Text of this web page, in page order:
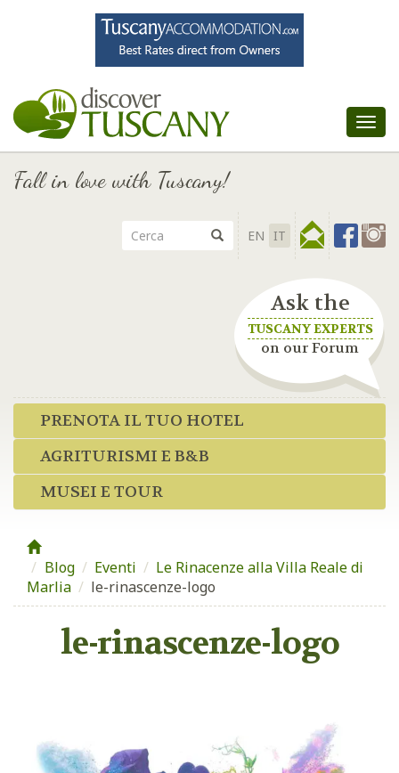
Fall in love with Tuscany!
EN IT
Ask the
TUSCANY EXPERTS
on our Forum
PRENOTA IL TUO HOTEL
AGRITURISMI E B&B
MUSEI E TOUR
Blog / Eventi / Le Rinacenze alla Villa Reale di
Marlia / le-rinascenze-logo
le-rinascenze-logo